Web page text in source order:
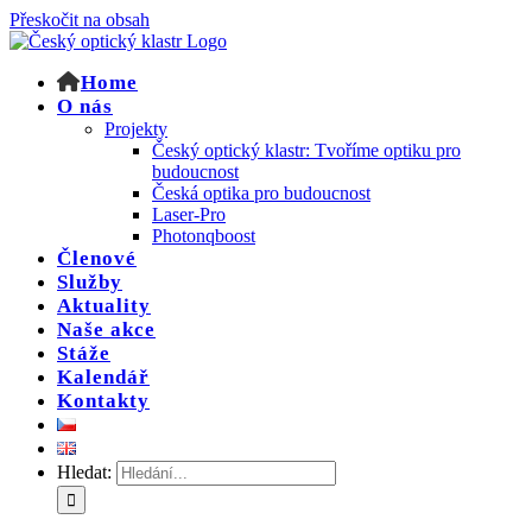
Přeskočit na obsah
Home
O nás
Projekty
Český optický klastr: Tvoříme optiku pro
budoucnost
Česká optika pro budoucnost
Laser-Pro
Photonqboost
Členové
Služby
Aktuality
Naše akce
Stáže
Kalendář
Kontakty
Hledat: